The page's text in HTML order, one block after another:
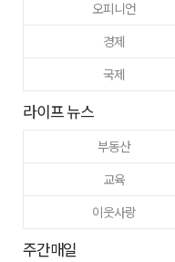
오피니언
경제
국제
라이프 뉴스
부동산
교육
이웃사랑
주간매일